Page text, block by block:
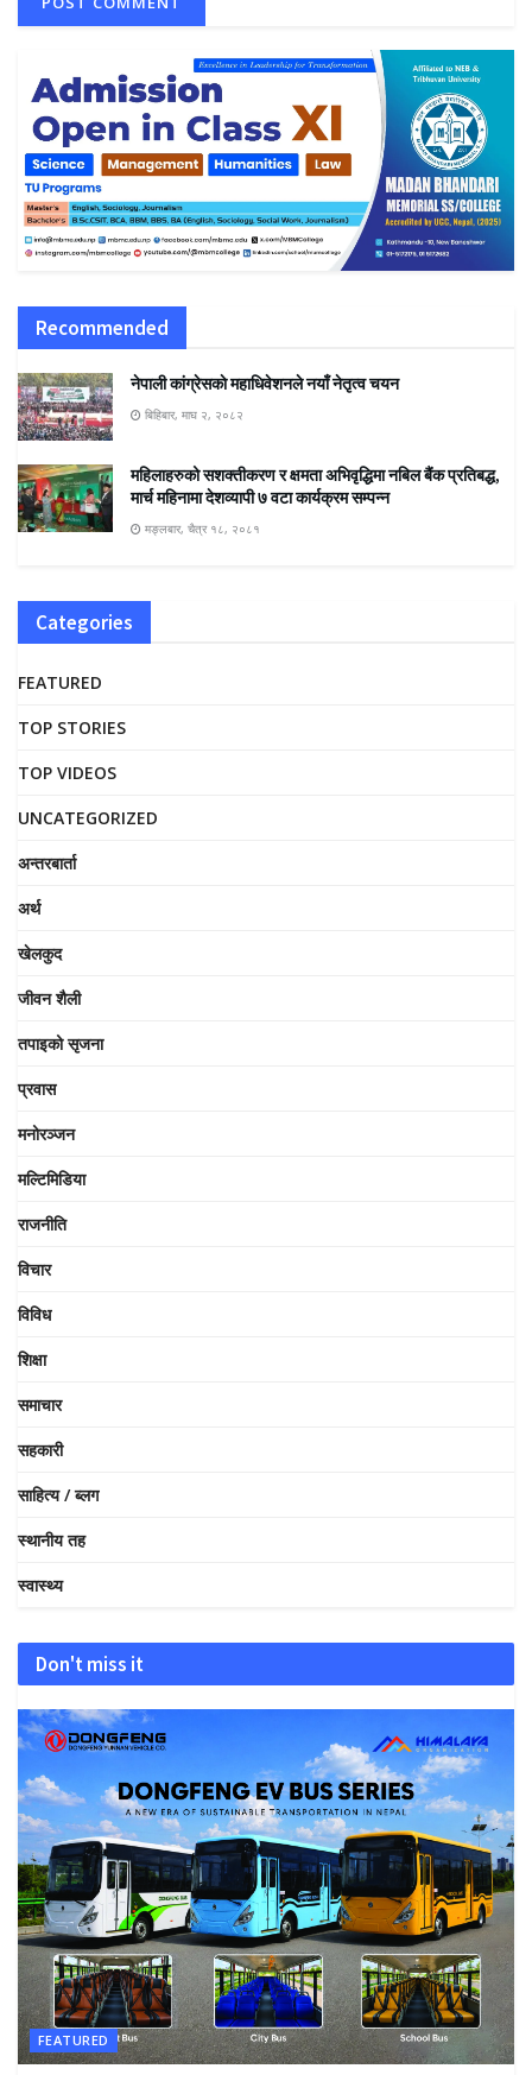
Recommended
नेपाली कांग्रेसकाे महाधिवेशनले नयाँ नेतृत्व चयन
बिहिबार, माघ २, २०८२
महिलाहरुको सशक्तीकरण र क्षमता अभिवृद्धिमा नबिल बैंक प्रतिबद्ध,
मार्च महिनामा देशव्यापी ७ वटा कार्यक्रम सम्पन्न
मङ्लबार, चैत्र १८, २०८१
Categories
FEATURED
TOP STORIES
TOP VIDEOS
UNCATEGORIZED
अन्तरबार्ता
अर्थ
खेलकुद
जीवन शैली
तपाइको सृजना
प्रवास
मनोरञ्जन
मल्टिमिडिया
राजनीति
विचार
विविध
शिक्षा
समाचार
सहकारी
साहित्य / ब्लग
स्थानीय तह
स्वास्थ्य
Don't miss it
FEATURED